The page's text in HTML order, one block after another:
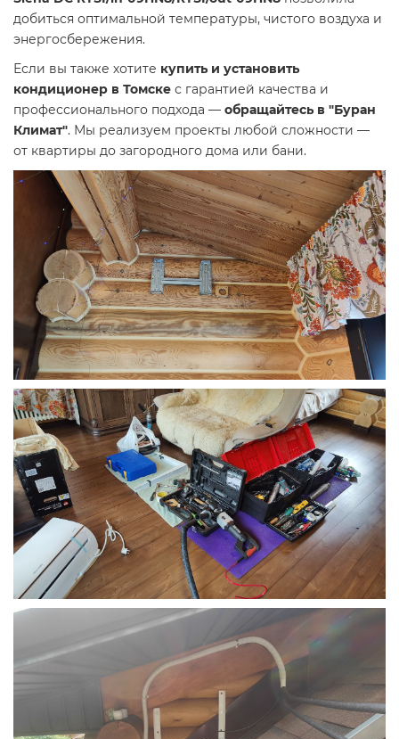
добиться оптимальной температуры, чистого воздуха и
энергосбережения.
Если вы также хотите купить и установить
кондиционер в Томске с гарантией качества и
профессионального подхода — обращайтесь в "Буран
Климат". Мы реализуем проекты любой сложности —
от квартиры до загородного дома или бани.